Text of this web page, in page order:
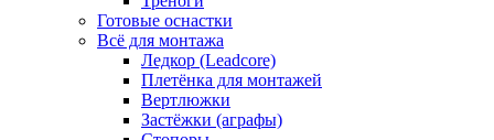
Готовые оснастки
Всё для монтажа
Ледкор (Leadcore)
Плетёнка для монтажей
Вертлюжки
Застёжки (аграфы)